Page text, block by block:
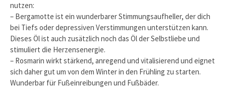
nutzen:
– Bergamotte ist ein wunderbarer Stimmungsaufheller, der dich
bei Tiefs oder depressiven Verstimmungen unterstützen kann.
Dieses Öl ist auch zusätzlich noch das Öl der Selbstliebe und
stimuliert die Herzensenergie.
– Rosmarin wirkt stärkend, anregend und vitalisierend und eignet
sich daher gut um von dem Winter in den Frühling zu starten.
Wunderbar für Fußeinreibungen und Fußbäder.